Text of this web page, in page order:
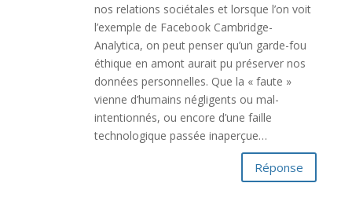
nos relations sociétales et lorsque l’on voit
l’exemple de Facebook Cambridge-
Analytica, on peut penser qu’un garde-fou
éthique en amont aurait pu préserver nos
données personnelles. Que la « faute »
vienne d’humains négligents ou mal-
intentionnés, ou encore d’une faille
technologique passée inaperçue…
Réponse